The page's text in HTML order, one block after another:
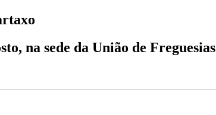
na sede da União de Freguesias